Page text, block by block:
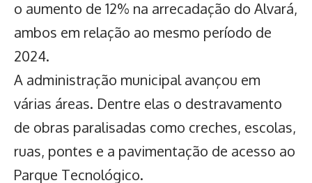
o aumento de 12% na arrecadação do Alvará,
ambos em relação ao mesmo período de
2024.
A administração municipal avançou em
várias áreas. Dentre elas o destravamento
de obras paralisadas como creches, escolas,
ruas, pontes e a pavimentação de acesso ao
Parque Tecnológico.